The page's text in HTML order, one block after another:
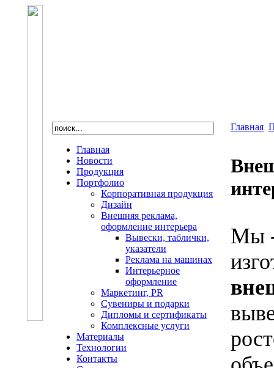
Главная
Новости
Продукция
Портфолио
Корпоративная продукция
Дизайн
Внешняя реклама,
оформление интерьера
Вывески, таблички,
указатели
Реклама на машинах
Интерьерное
оформление
Маркетинг, PR
Сувениры и подарки
Дипломы и сертификаты
Комплексные услуги
Материалы
Технологии
Контакты
Главная
Мы -